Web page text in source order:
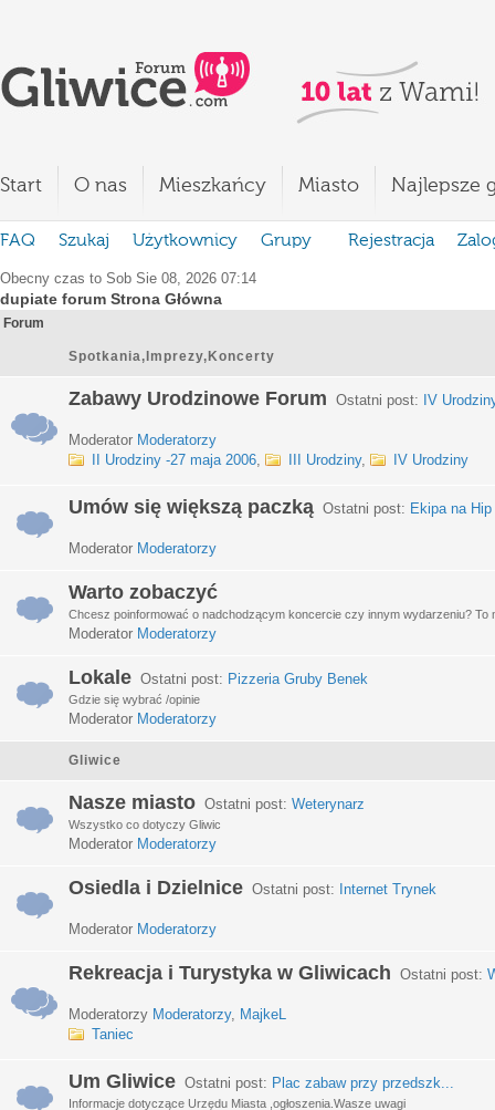
Start O nas Mieszkańcy Miasto Najlepsze
FAQ Szukaj Użytkownicy Grupy Rejestracja
Obecny czas to Sob Sie 08, 2026 07:14
dupiate forum Strona Główna
Forum
Spotkania,Imprezy,Koncerty
Zabawy Urodzinowe Forum Ostatni post: IV
Moderator Moderatorzy
II Urodziny -27 maja 2006, III Urodziny, IV Urodziny
Umów się większą paczką Ostatni post: Ekipa na
Moderator Moderatorzy
Warto zobaczyć
Chcesz poinformować o nadchodzącym koncercie czy innym wydarzeniu? To
Moderator Moderatorzy
Lokale Ostatni post: Pizzeria Gruby Benek
Gdzie się wybrać /opinie
Moderator Moderatorzy
Gliwice
Nasze miasto Ostatni post: Weterynarz
Wszystko co dotyczy Gliwic
Moderator Moderatorzy
Osiedla i Dzielnice Ostatni post: Internet Trynek
Moderator Moderatorzy
Rekreacja i Turystyka w Gliwicach Ostatni post:
Moderatorzy Moderatorzy, MajkeL
Taniec
Um Gliwice Ostatni post: Plac zabaw przy przedszk...
Informacje dotyczące Urzędu Miasta ,ogłoszenia.Wasze uwagi